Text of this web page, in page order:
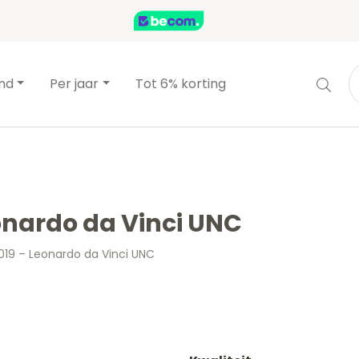
Per jaar Tot 6% korting
da Vinci UNC
– Leonardo da Vinci UNC